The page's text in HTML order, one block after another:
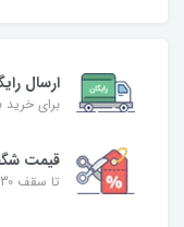
ارسال
برای خرید بالای ۲۰ میلیون
قیمت
تا سقف 30% تخفیف